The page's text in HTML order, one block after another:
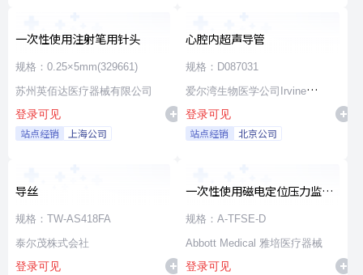
一次性使用注射笔用针头
规格：0.25×5mm(329661)
苏州英佰达医疗器械有限公司
登录可见
站点经销 上海公司
心腔内超声导管
规格：D087031
爱尔湾生物医学公司Irvine
Biomedical,Inc. a St. Jude
Medical Company
登录可见
站点经销 北京公司
导丝
规格：TW-AS418FA
泰尔茂株式会社
登录可见
一次性使用磁电定位压力监测
射频消融导管
规格：A-TFSE-D
Abbott Medical 雅培医疗器械
登录可见